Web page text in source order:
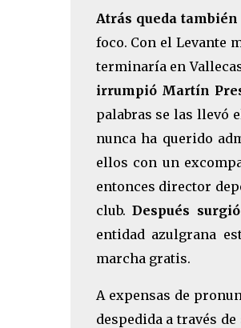
Atrás queda
foco. Con el Levante
terminaría en
irrumpió Martín
palabras se las llevó
nunca ha querido
ellos con un
entonces director
club.Después
entidad azulgrana
marcha gratis.
A expensas de
despedida a través